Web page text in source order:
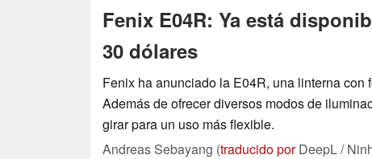
Fenix E04R: Ya está
30 dólares
Fenix ha anunciado la E04R, una linterna con
Además de ofrecer diversos modos de
girar para un uso más flexible.
Andreas Sebayang (traducido porDeepL /